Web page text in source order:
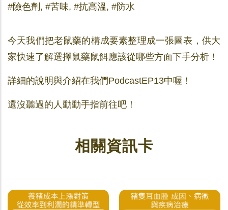
#險色劑, #苦味, #抗高溫, #防水
今天我們把老鼠藥的構成要素整理成一張圖表，供大
家快速了解選擇鼠藥鼠餌應該從哪些方面下手分析！
詳細的說明與介紹在我們PodcastEP13中喔！
還沒聽過的人動動手指前往吧！
相關資訊卡